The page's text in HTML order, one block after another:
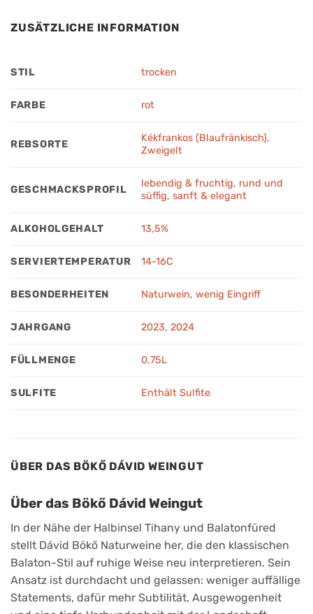
ZUSÄTZLICHE INFORMATION
STIL trocken
FARBE rot
REBSORTE
Kékfrankos (Blaufränkisch),
Zweigelt
GESCHMACKSPROFIL
lebendig & fruchtig, rund und
süffig,sanft & elegant
ALKOHOLGEHALT 13,5%
SERVIERTEMPERATUR 14-16C
BESONDERHEITEN Naturwein,wenig Eingriff
JAHRGANG 2023,2024
FÜLLMENGE 0,75L
SULFITE Enthält Sulfite
ÜBER DAS BÖKŐ DÁVID WEINGUT
Über das Bökő Dávid Weingut
In der Nähe der Halbinsel Tihany und Balatonfüred
stellt Dávid Bökő Naturweine her, die den klassischen
Balaton-Stil auf ruhige Weise neu interpretieren. Sein
Ansatz ist durchdacht und gelassen: weniger auffällige
Statements, dafür mehr Subtilität, Ausgewogenheit